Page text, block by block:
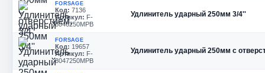
FORSAGE
Код: 7136
Артикул: F-
8046250MPB
Удлинитель ударный 250мм 3/4''
FORSAGE
Код: 19657
Артикул: F-
8047250MPB
Удлинитель ударный 250мм с